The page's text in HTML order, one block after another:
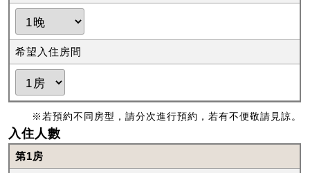
希望入住房間
※若預約不同房型，請分次進行預約，若有不便敬請見諒。
入住人數
第1房